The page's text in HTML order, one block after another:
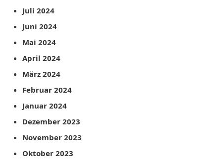
Juli 2024
Juni 2024
Mai 2024
April 2024
März 2024
Februar 2024
Januar 2024
Dezember 2023
November 2023
Oktober 2023